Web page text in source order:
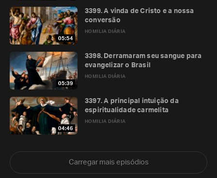
05:54
HOMILIA DIÁRIA
3399. A vinda de Cristo e a nossa
conversão
05:39
HOMILIA DIÁRIA
3398. Derramaram seu sangue para
evangelizar o Brasil
04:46
HOMILIA DIÁRIA
3397. A principal intuição da
espiritualidade carmelita
Carregar mais episódios